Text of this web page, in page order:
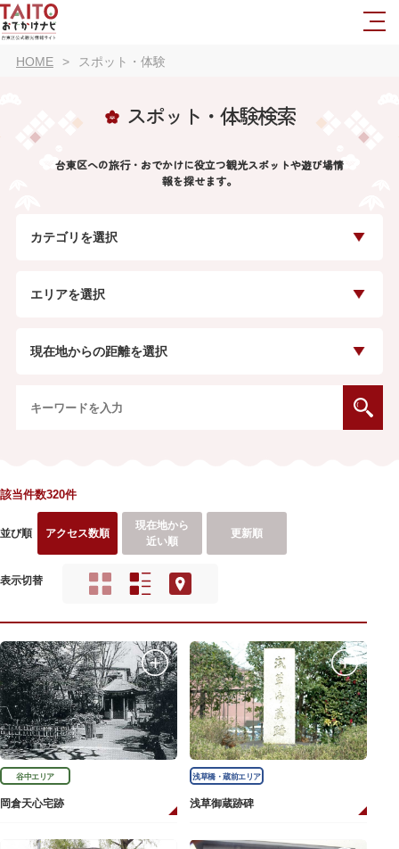
HOME スポット・体験
スポット・体験検索
台東区への旅行・おでかけに役立つ観光スポットや遊び場情
報を探せます。
カテゴリを選択
エリアを選択
現在地からの距離を選択
該当件数320件
並び順 アクセス数順
現在地から
近い順
更新順
表示切替
谷中エリア
岡倉天心宅跡
浅草橋・蔵前エリア
浅草御蔵跡碑